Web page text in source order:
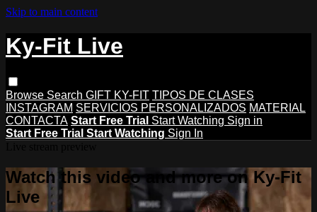
Skip to main content
Ky-Fit Live
Browse Search GIFT KY-FIT TIPOS DE CLASES
INSTAGRAM SERVICIOS PERSONALIZADOS MATERIAL
CONTACTA Start Free Trial Start Watching Sign in
Start Free Trial Start Watching Sign In
Watch this video and more on Ky-Fit
Live